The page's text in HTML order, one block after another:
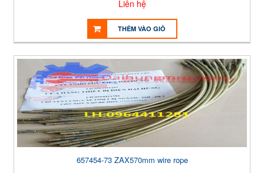
Liên hệ
THÊM VÀO GIỎ
657454-73 ZAX570mm wire rope